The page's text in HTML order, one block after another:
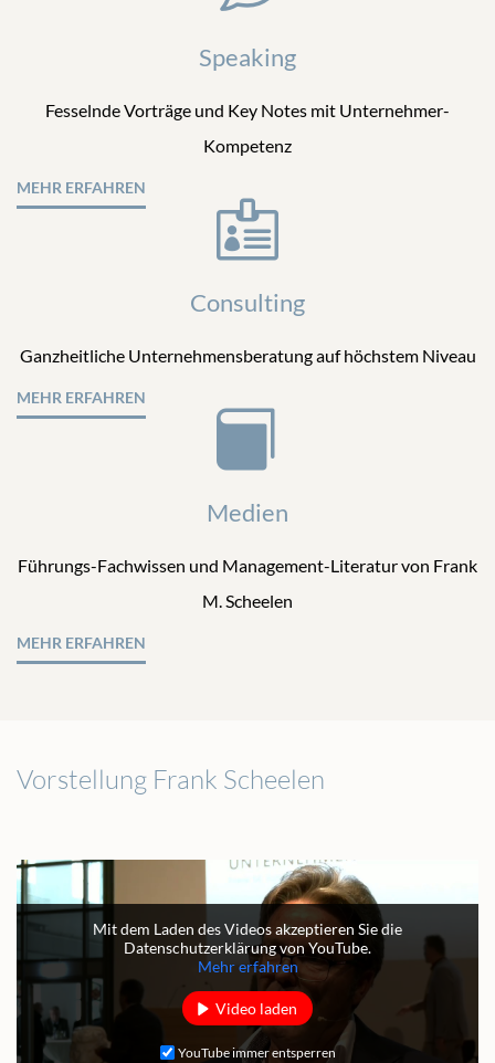
Speaking
Fesselnde Vorträge und Key Notes mit Unternehmer-
Kompetenz
MEHR ERFAHREN
Consulting
Ganzheitliche Unternehmensberatung auf höchstem Niveau
MEHR ERFAHREN
Medien
Führungs-Fachwissen und Management-Literatur von Frank
M. Scheelen
MEHR ERFAHREN
Vorstellung Frank Scheelen
Mit dem Laden des Videos akzeptieren Sie die
Datenschutzerklärung von YouTube.
Mehr erfahren
Video laden
YouTube immer entsperren